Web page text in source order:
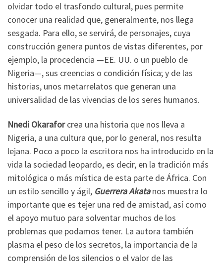
olvidar todo el trasfondo cultural, pues permite
conocer una realidad que, generalmente, nos llega
sesgada. Para ello, se servirá, de personajes, cuya
construcción genera puntos de vistas diferentes, por
ejemplo, la procedencia —EE. UU. o un pueblo de
Nigeria—, sus creencias o condición física; y de las
historias, unos metarrelatos que generan una
universalidad de las vivencias de los seres humanos.
Nnedi Okaraforcrea una historia que nos lleva a
Nigeria, a una cultura que, por lo general, nos resulta
lejana. Poco a poco la escritora nos ha introducido en la
vida la sociedad leopardo, es decir, en la tradición más
mitológica o más mística de esta parte de África. Con
un estilo sencillo y ágil, Guerrera Akatanos muestra lo
importante que es tejer una red de amistad, así como
el apoyo mutuo para solventar muchos de los
problemas que podamos tener. La autora también
plasma el peso de los secretos, la importancia de la
comprensión de los silencios o el valor de las